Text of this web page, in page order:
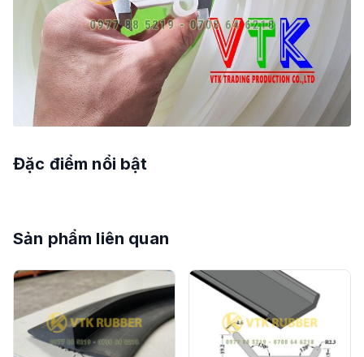
Đặc điểm nổi bật
Sản phẩm liên quan